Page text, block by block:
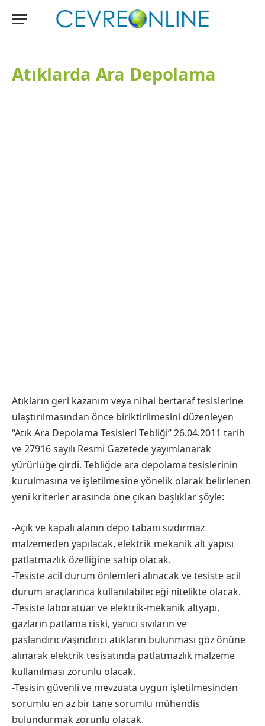
Atıklarda Ara Depolama
Atıkların geri kazanım veya nihai bertaraf tesislerine
ulaştırılmasından önce biriktirilmesini düzenleyen
“Atık Ara Depolama Tesisleri Tebliği” 26.04.2011 tarih
ve 27916 sayılı Resmi Gazetede yayımlanarak
yürürlüğe girdi. Tebliğde ara depolama tesislerinin
kurulmasına ve işletilmesine yönelik olarak belirlenen
yeni kriterler arasında öne çıkan başlıklar şöyle:
-Açık ve kapalı alanın depo tabanı sızdırmaz
malzemeden yapılacak, elektrik mekanik alt yapısı
patlatmazlık özelliğine sahip olacak.
-Tesiste acil durum önlemleri alınacak ve tesiste acil
durum araçlarınca kullanılabileceği nitelikte olacak.
-Tesiste laboratuar ve elektrik-mekanik altyapı,
gazların patlama riski, yanıcı sıvıların ve
paslandırıcı/aşındırıcı atıkların bulunması göz önüne
alınarak elektrik tesisatında patlatmazlık malzeme
kullanılması zorunlu olacak.
-Tesisin güvenli ve mevzuata uygun işletilmesinden
sorumlu en az bir tane sorumlu mühendis
bulundurmak zorunlu olacak.